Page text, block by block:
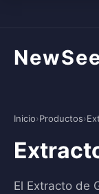
Inicio›Productos›
El Extracto de